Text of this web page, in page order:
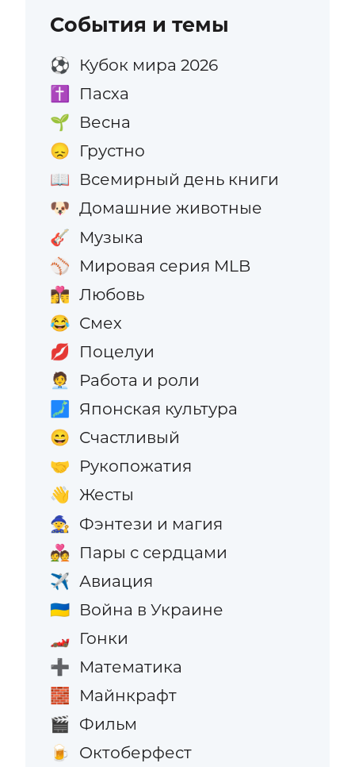
События и темы
⚽ Кубок мира 2026
✝️ Пасха
🌱 Весна
😞 Грустно
📖 Всемирный день книги
🐶 Домашние животные
🎸 Музыка
⚾ Мировая серия MLB
👩‍❤️‍💋‍👨 Любовь
😂 Смех
💋 Поцелуи
🧑‍💼 Работа и роли
🗾 Японская культура
😄 Счастливый
🤝 Рукопожатия
👋 Жесты
🧙 Фэнтези и магия
💑 Пары с сердцами
✈️ Авиация
🇺🇦 Война в Украине
🏎️ Гонки
➕ Математика
🧱 Майнкрафт
🎬 Фильм
🍺 Октоберфест